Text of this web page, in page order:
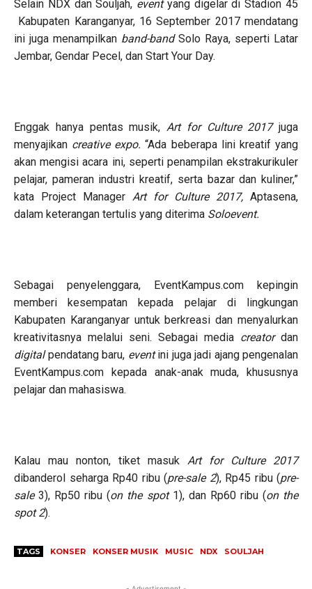
Selain NDX dan Souljah, event yang digelar di Stadion 45
Kabupaten Karanganyar, 16 September 2017 mendatang
ini juga menampilkan band-band Solo Raya, seperti Latar
Jembar, Gendar Pecel, dan Start Your Day.
Enggak hanya pentas musik, Art for Culture 2017 juga
menyajikan creative expo.“Ada beberapa lini kreatif yang
akan mengisi acara ini, seperti penampilan ekstrakurikuler
pelajar, pameran industri kreatif, serta bazar dan kuliner,”
kata Project Manager Art for Culture 2017, Aptasena,
dalam keterangan tertulis yang diterima Soloevent.
Sebagai penyelenggara, EventKampus.com kepingin
memberi kesempatan kepada pelajar di lingkungan
Kabupaten Karanganyar untuk berkreasi dan menyalurkan
kreativitasnya melalui seni. Sebagai media creator dan
digitalpendatang baru, eventini juga jadi ajang pengenalan
EventKampus.com kepada anak-anak muda, khususnya
pelajar dan mahasiswa.
Kalau mau nonton, tiket masuk Art for Culture 2017
dibanderol seharga Rp40 ribu (pre-sale 2), Rp45 ribu (pre-
sale3), Rp50 ribu (on the spot 1), dan Rp60 ribu (on the
spot 2).
TAGS KONSER KONSER MUSIK MUSIC NDX SOULJAH